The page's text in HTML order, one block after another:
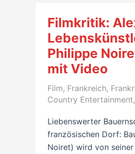
Filmkritik:
Philippe
mit Video
Film, Frankreich,
Country Entertainment,
Liebenswerter
französischen Dorf:
Noiret) wird von